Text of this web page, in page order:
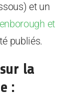
et un
et
publiés.
la
: